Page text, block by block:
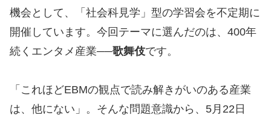
機会として、「社会科見学」型の学習会を不定期に
開催しています。今回テーマに選んだのは、400年
続くエンタメ産業──歌舞伎です。
「これほどEBMの観点で読み解きがいのある産業
は、他にない」。 そんな問題意識から、5月22日